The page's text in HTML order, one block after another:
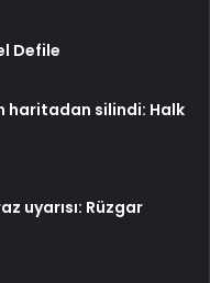
Defile
haritadan silindi: Halk
uyarısı: Rüzgar